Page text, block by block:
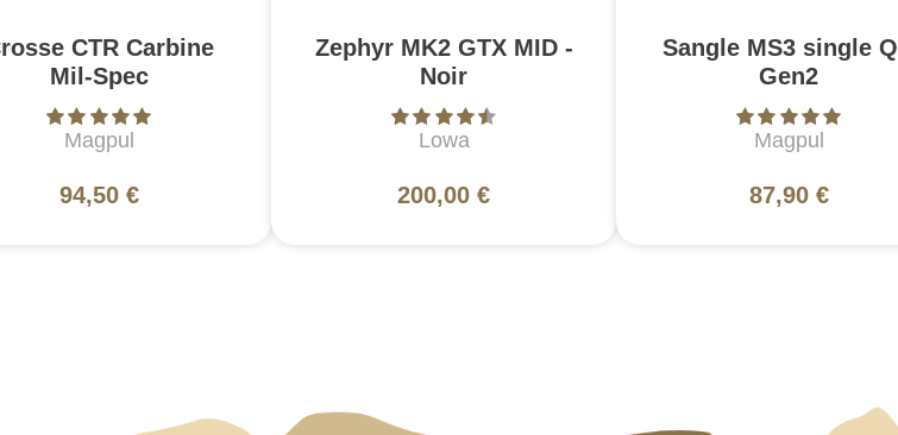
CTR Carbine
Mil-Spec
Magpul
94,50 €
Zephyr MK2 GTX MID -
Noir
Lowa
200,00 €
Sangle MS3 single
Gen2
Magpul
87,90 €